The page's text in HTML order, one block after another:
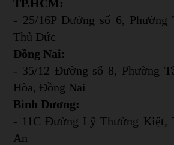
TP.HCM:
- 25/16P Đường số 6, Phường
Thủ Đức
Đồng Nai:
- 35/12 Đường số 8, Phường
Hòa, Đồng Nai
Bình Dương:
- 11C Đường Lỹ Thường Kiệt,
An